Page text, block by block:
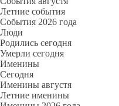
Летние события
События 2026 года
Люди
Родились сегодня
Умерли сегодня
Именины
Cегодня
Именины августя
Летние именины